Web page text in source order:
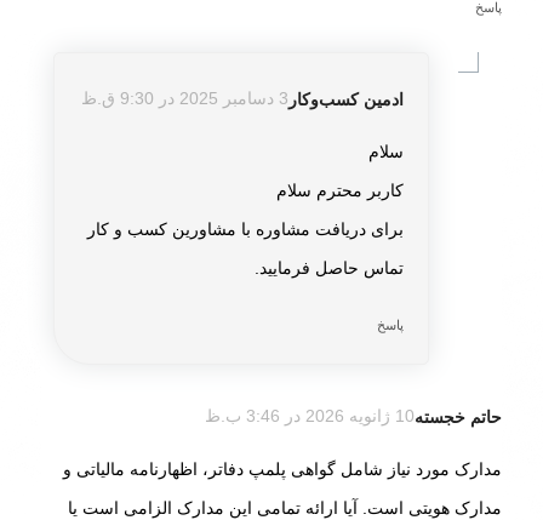
پاسخ
ادمین کسب‌و‌کار 3 دسامبر 2025 در 9:30 ق.ظ
سلام
کاربر محترم سلام
برای دریافت مشاوره با مشاورین کسب و کار
تماس حاصل فرمایید.
پاسخ
حاتم خجسته10 ژانویه 2026 در 3:46 ب.ظ
مدارک مورد نیاز شامل گواهی پلمپ دفاتر، اظهارنامه مالیاتی و
مدارک هویتی است. آیا ارائه تمامی این مدارک الزامی است یا